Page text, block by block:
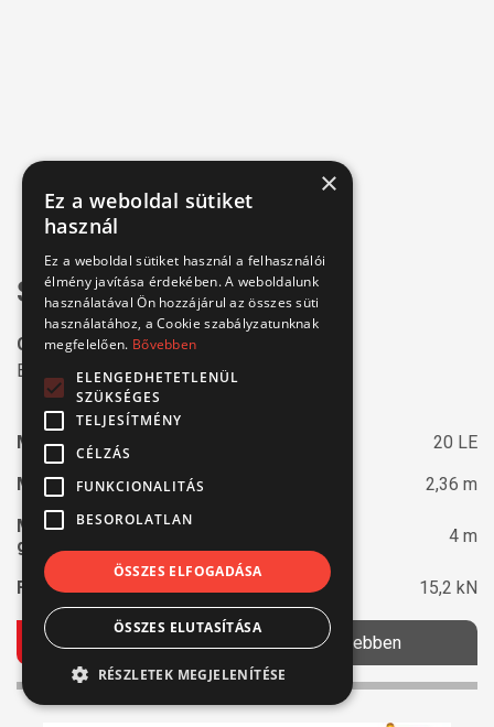
SANY SY19E
Gumiláncos minikotró
Elekromos meghajtással
Max. teljesítmény:
20 LE
Max. ásási mélység:
2,36 m
Max. vízszintes
gémkinyúlás:
4 m
Felszakító erő: 15,2 kN
Ajánlatkérés Bővebben
×
Ez a weboldal sütiket
használ
Ez a weboldal sütiket használ a felhasználói
élmény javítása érdekében. A weboldalunk
használatával Ön hozzájárul az összes süti
használatához, a Cookie szabályzatunknak
megfelelően. Bővebben
ELENGEDHETETLENÜL
SZÜKSÉGES
TELJESÍTMÉNY
CÉLZÁS
FUNKCIONALITÁS
BESOROLATLAN
ÖSSZES ELFOGADÁSA
ÖSSZES ELUTASÍTÁSA
RÉSZLETEK MEGJELENÍTÉSE